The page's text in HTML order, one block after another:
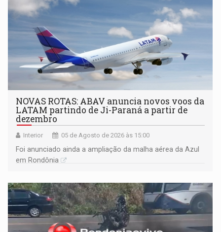
NOVAS ROTAS: ABAV anuncia novos voos da
LATAM partindo de Ji-Paraná a partir de
dezembro
Interior 05 de Agosto de 2026 às 15:00
Foi anunciado ainda a ampliação da malha aérea da Azul
em Rondônia